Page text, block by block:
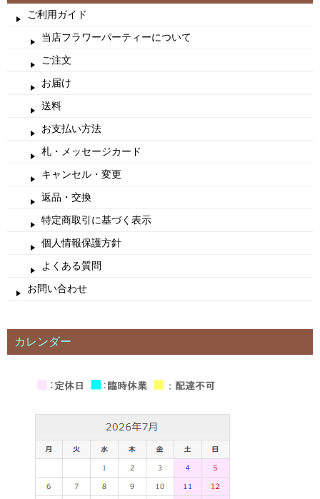
ご利用ガイド
当店フラワーパーティーについて
ご注文
お届け
送料
お支払い方法
札・メッセージカード
キャンセル・変更
返品・交換
特定商取引に基づく表示
個人情報保護方針
よくある質問
お問い合わせ
カレンダー